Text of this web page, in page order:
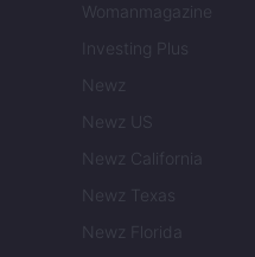
Womanmagazine
Investing Plus
Newz
Newz US
Newz California
Newz Texas
Newz Florida